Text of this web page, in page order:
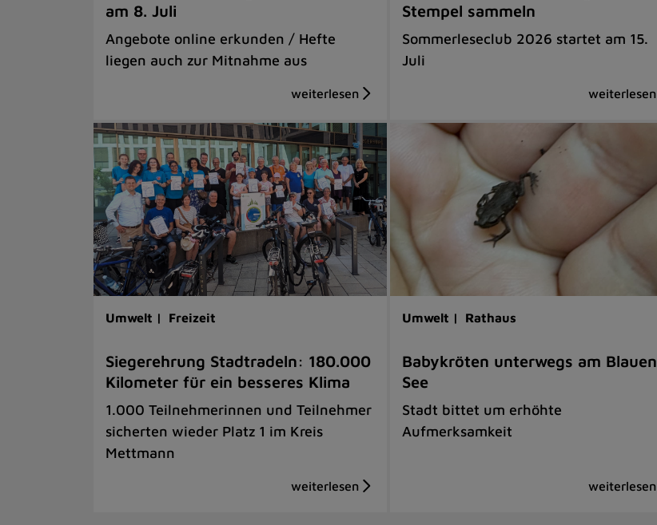
am 8. Juli
Angebote online erkunden / Hefte
liegen auch zur Mitnahme aus
Stempel sammeln
Sommerleseclub 2026 startet am 15.
Juli
Umwelt | Freizeit
Siegerehrung Stadtradeln: 180.000
Kilometer für ein besseres Klima
1.000 Teilnehmerinnen und Teilnehmer
sicherten wieder Platz 1 im Kreis
Mettmann
Umwelt | Rathaus
Babykröten unterwegs am Blauen
See
Stadt bittet um erhöhte
Aufmerksamkeit